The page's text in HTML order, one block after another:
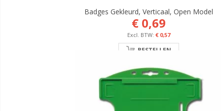
Badges Gekleurd, Verticaal, Open Model
€ 0,69
€ 0,57
BESTELLEN